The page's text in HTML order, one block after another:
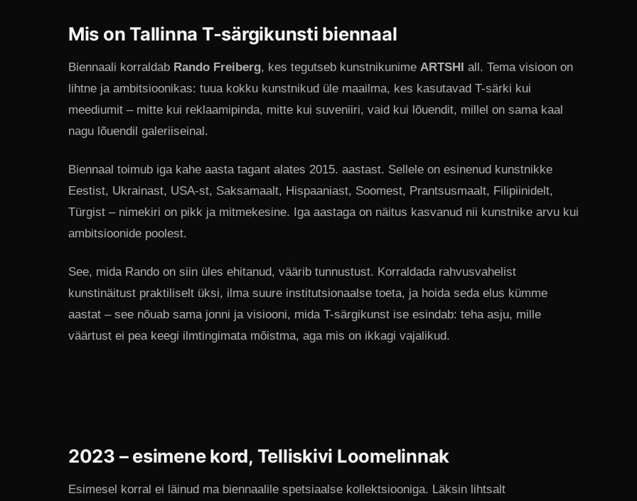
Mis on Tallinna T-särgikunsti biennaal
Biennaali korraldab Rando Freiberg, kes tegutseb kunstnikunime ARTSHI all. Tema visioon on
lihtne ja ambitsioonikas: tuua kokku kunstnikud üle maailma, kes kasutavad T-särki kui
meediumit – mitte kui reklaamipinda, mitte kui suveniiri, vaid kui lõuendit, millel on sama kaal
nagu lõuendil galeriiseinal.
Biennaal toimub iga kahe aasta tagant alates 2015. aastast. Sellele on esinenud kunstnikke
Eestist, Ukrainast, USA-st, Saksamaalt, Hispaaniast, Soomest, Prantsusmaalt, Filipiinidelt,
Türgist – nimekiri on pikk ja mitmekesine. Iga aastaga on näitus kasvanud nii kunstnike arvu kui
ambitsioonide poolest.
See, mida Rando on siin üles ehitanud, väärib tunnustust. Korraldada rahvusvahelist
kunstinäitust praktiliselt üksi, ilma suure institutsionaalse toeta, ja hoida seda elus kümme
aastat – see nõuab sama jonni ja visiooni, mida T-särgikunst ise esindab: teha asju, mille
väärtust ei pea keegi ilmtingimata mõistma, aga mis on ikkagi vajalikud.
2023 – esimene kord, Telliskivi Loomelinnak
Esimesel korral ei läinud ma biennaalile spetsiaalse kollektsiooniga. Läksin lihtsalt